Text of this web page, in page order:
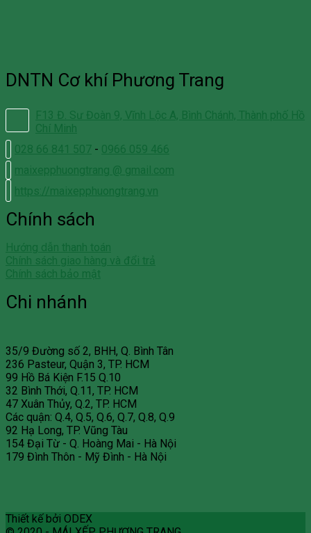
DNTN Cơ khí Phương Trang
F13 Đ. Sư Đoàn 9, Vĩnh Lộc A, Bình Chánh, Thành phố Hồ
Chí Minh
028 66 841 507 - 0966 059 466
maixepphuongtrang @ gmail.com
https://maixepphuongtrang.vn
Chính sách
Hướng dẫn thanh toán
Chính sách giao hàng và đổi trả
Chính sách bảo mật
Chi nhánh
35/9 Đường số 2, BHH, Q. Bình Tân
236 Pasteur, Quận 3, TP. HCM
99 Hồ Bá Kiện F.15 Q.10
32 Bình Thới, Q.11, TP. HCM
47 Xuân Thủy, Q.2, TP. HCM
Các quận: Q.4, Q.5, Q.6, Q.7, Q.8, Q.9
92 Hạ Long, TP. Vũng Tàu
154 Đại Từ - Q. Hoàng Mai - Hà Nội
179 Đình Thôn - Mỹ Đình - Hà Nội
Thiết kế bởi ODEX